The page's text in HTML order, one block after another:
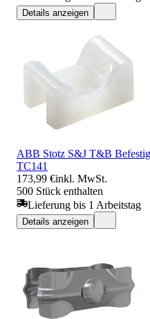
Details anzeigen
ABB Stotz S&J T&B
TC141
173,99 €inkl. MwSt.
500 Stück enthalten
Lieferung bis 1 Arbeitstag
Details anzeigen